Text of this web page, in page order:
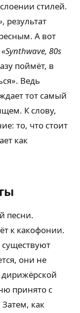
стилей.
, результат
А вот
«Synthwave, 80s
поймёт, в
Ведь
тот самый
К слову,
то, что стоит
как
песни.
к какофонии.
они не
дирижёрской
принято с
как